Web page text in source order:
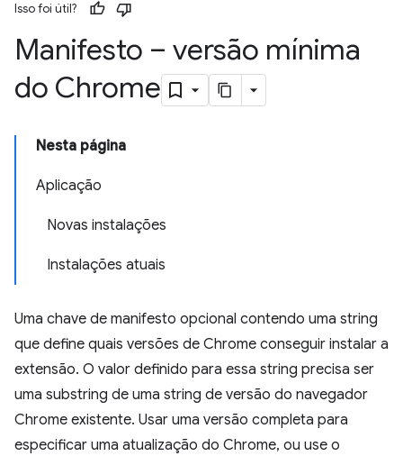
Isso foi útil?
Manifesto – versão mínima
do Chrome
Nesta página
Aplicação
Novas instalações
Instalações atuais
Uma chave de manifesto opcional contendo uma string
que define quais versões de Chrome conseguir instalar a
extensão. O valor definido para essa string precisa ser
uma substring de uma string de versão do navegador
Chrome existente. Usar uma versão completa para
especificar uma atualização do Chrome, ou use o